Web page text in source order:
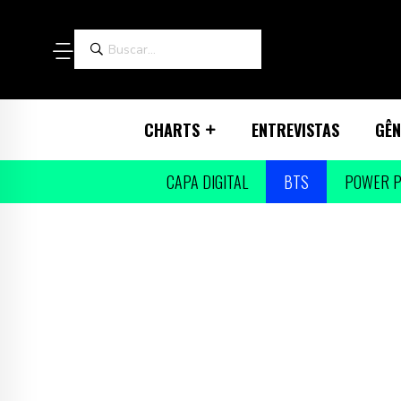
CHARTS ENTREVISTAS
CAPA DIGITAL BTS POWER